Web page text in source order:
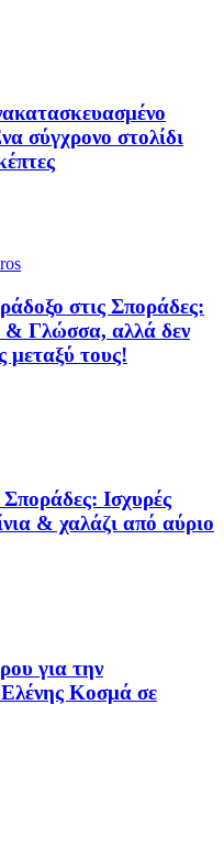
σύγχρονο στολίδι
στις Σποράδες:
& Γλώσσα, αλλά δεν
μεταξύ τους!
Ισχυρές
& χαλάζι από αύριο
για την
Ελένης Κοσμά σε